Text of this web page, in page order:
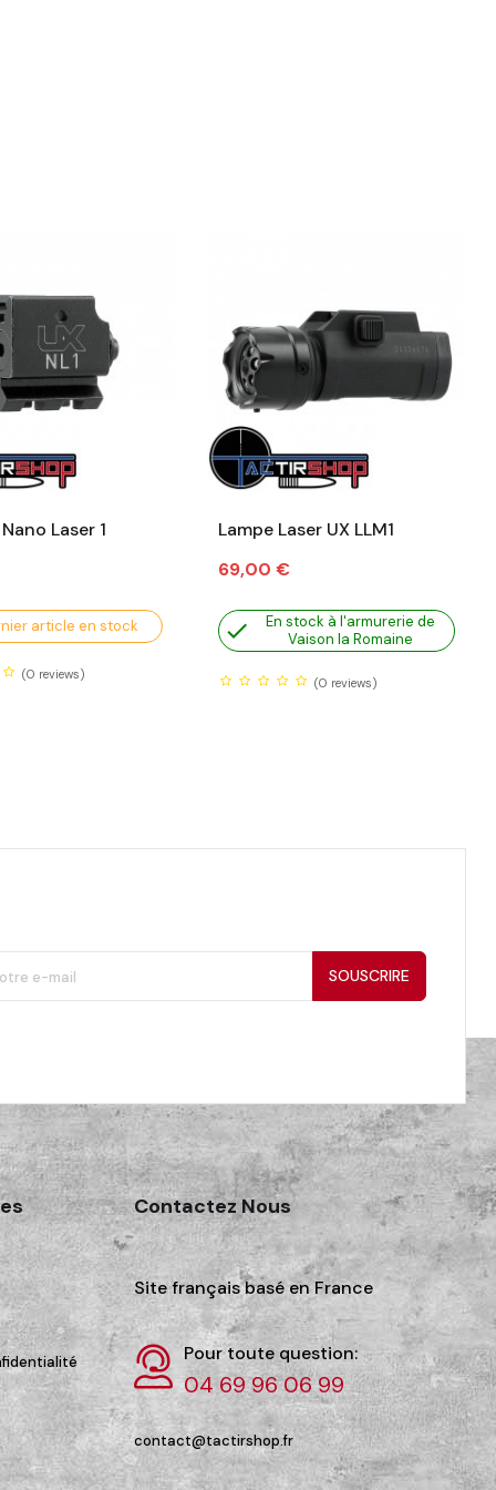
Laser 1
article en stock
(0 reviews)
Lampe Laser UX LLM1
Prix
69,00 €

En stock à l'armurerie de
Vaison la Romaine
(0 reviews)
SOUSCRIRE
Contactez Nous
Site français basé en France
Pour toute question:
04 69 96 06 99
contact@tactirshop.fr